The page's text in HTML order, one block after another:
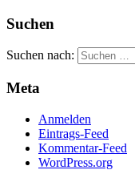
Suchen
Suchen nach:
Meta
Anmelden
Eintrags-Feed
Kommentar-Feed
WordPress.org